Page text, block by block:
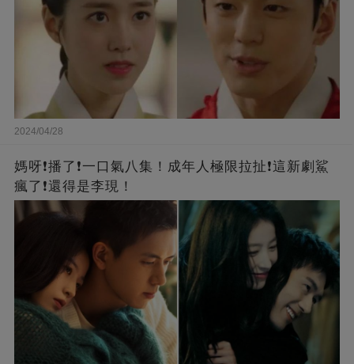
2024/04/28
媽呀❗️播了❗一口氣八集！成年人極限拉扯❗這新劇鯊
瘋了❗還得是李現！